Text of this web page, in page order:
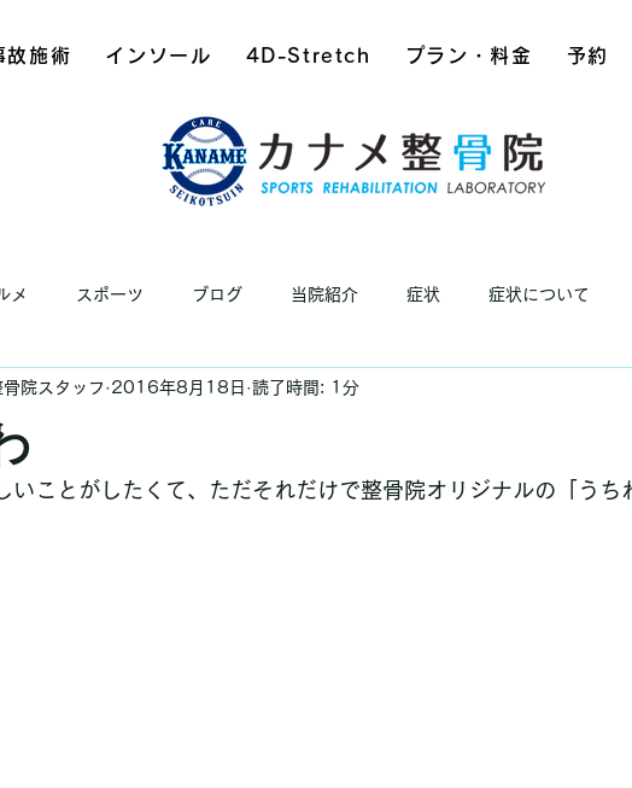
故施術 インソール 4D-Stretch プラン・料金 予約
メ スポーツ ブログ 当院紹介 症状 症状について
骨院スタッフ 2016年8月18日 読了時間: 1分
いことがしたくて、ただそれだけで整骨院オリジナルの「うち